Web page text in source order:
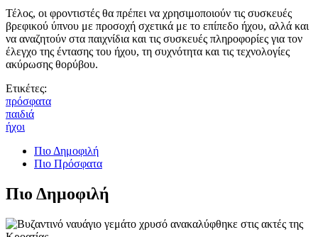
Τέλος, οι φροντιστές θα πρέπει να χρησιμοποιούν τις συσκευές
βρεφικού ύπνου με προσοχή σχετικά με το επίπεδο ήχου, αλλά και
να αναζητούν στα παιχνίδια και τις συσκευές πληροφορίες για τον
έλεγχο της έντασης του ήχου, τη συχνότητα και τις τεχνολογίες
ακύρωσης θορύβου.
Ετικέτες:
πρόσφατα
παιδιά
ήχοι
Πιο Δημοφιλή
Πιο Πρόσφατα
Πιο Δημοφιλή